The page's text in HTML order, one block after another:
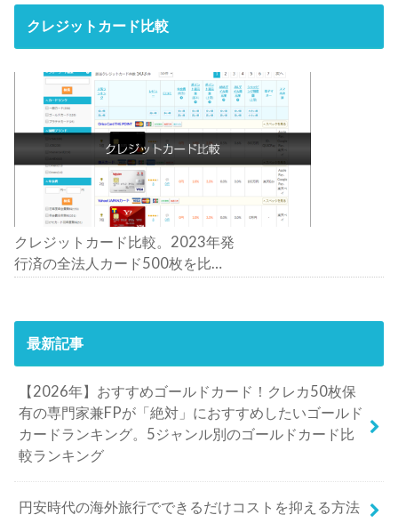
クレジットカード比較
クレジットカード比較。2023年発
行済の全法人カード500枚を比
最新記事
【2026年】おすすめゴールドカード！クレカ50枚保
有の専門家兼FPが「絶対」におすすめしたいゴールド
カードランキング。5ジャンル別のゴールドカード比
較ランキング
円安時代の海外旅行でできるだけコストを抑える方法